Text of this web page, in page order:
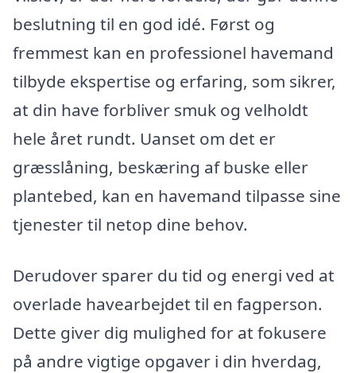
beslutning til en god idé. Først og
fremmest kan en professionel havemand
tilbyde ekspertise og erfaring, som sikrer,
at din have forbliver smuk og velholdt
hele året rundt. Uanset om det er
græsslåning, beskæring af buske eller
plantebed, kan en havemand tilpasse sine
tjenester til netop dine behov.
Derudover sparer du tid og energi ved at
overlade havearbejdet til en fagperson.
Dette giver dig mulighed for at fokusere
på andre vigtige opgaver i din hverdag,